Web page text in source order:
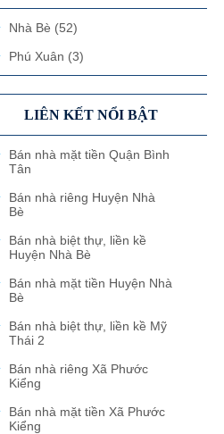
Nhà Bè (52)
Phú Xuân (3)
LIÊN KẾT NỔI BẬT
Bán nhà mặt tiền Quận Bình
Tân
Bán nhà riêng Huyện Nhà
Bè
Bán nhà biệt thự, liền kề
Huyện Nhà Bè
Bán nhà mặt tiền Huyện Nhà
Bè
Bán nhà biệt thự, liền kề Mỹ
Thái 2
Bán nhà riêng Xã Phước
Kiểng
Bán nhà mặt tiền Xã Phước
Kiểng